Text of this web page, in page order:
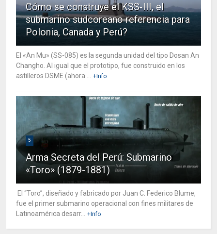
Cómo se construye el KSS-III, el
submarino sudcoreano referencia para
Polonia, Canada y Perú?
El «An Mu» (SS-085) es la segunda unidad del tipo Dosan An
Changho. Al igual que el prototipo, fue construido en los
astilleros DSME (ahora ...
+Info
5
Arma Secreta del Perú: Submarino
«Toro» (1879-1881)
El “Toro”, diseñado y fabricado por Juan C. Federico Blume,
fue el primer submarino operacional con fines militares de
Latinoamérica desarr...
+Info